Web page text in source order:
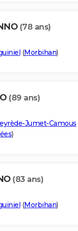
(78 ans)
(Morbihan)
(89 ans)
Jumet-Camous
)
(83 ans)
(Morbihan)